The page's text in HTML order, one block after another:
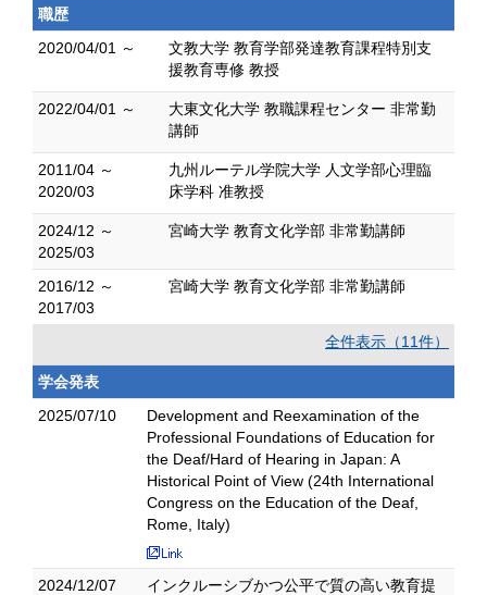
職歴
2020/04/01 ～
文教大学 教育学部発達教育課程特別支
援教育専修 教授
2022/04/01 ～
大東文化大学 教職課程センター 非常勤
講師
2011/04 ～
2020/03
九州ルーテル学院大学 人文学部心理臨
床学科 准教授
2024/12 ～
2025/03
宮崎大学 教育文化学部 非常勤講師
2016/12 ～
2017/03
宮崎大学 教育文化学部 非常勤講師
全件表示（11件）
学会発表
2025/07/10
Development and Reexamination of the
Professional Foundations of Education for
the Deaf/Hard of Hearing in Japan: A
Historical Point of View (24th International
Congress on the Education of the Deaf,
Rome, Italy)
2024/12/07
インクルーシブかつ公平で質の高い教育提